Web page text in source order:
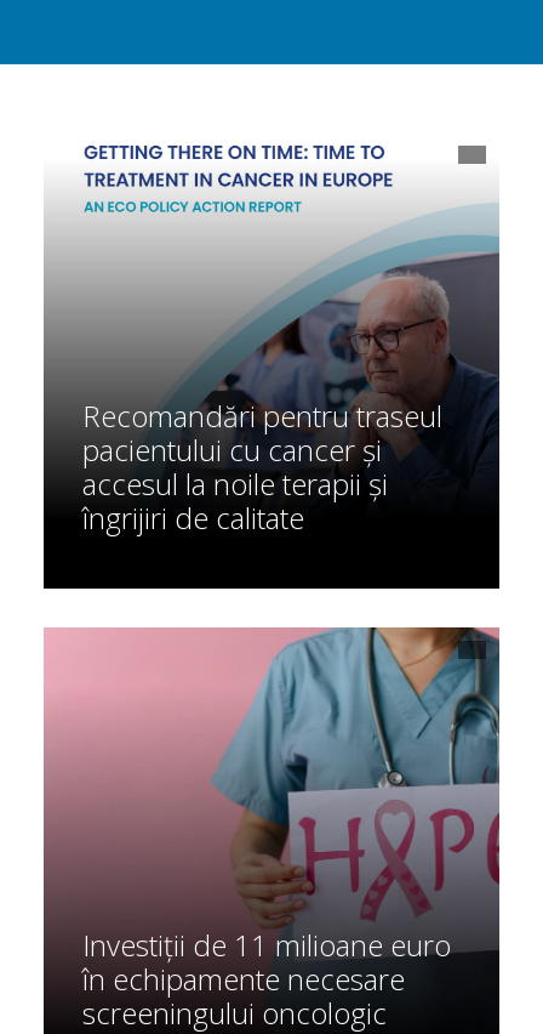
Recomandări pentru traseul
pacientului cu cancer și
accesul la noile terapii și
îngrijiri de calitate
Investiții de 11 milioane euro
în echipamente necesare
screeningului oncologic